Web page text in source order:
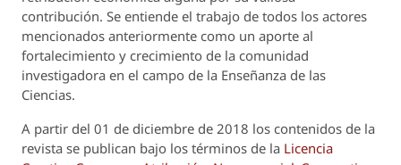
contribución. Se entiende el trabajo de todos los actores
mencionados anteriormente como un aporte al
fortalecimiento y crecimiento de la comunidad
investigadora en el campo de la Enseñanza de las
Ciencias.
A partir del 01 de diciembre de 2018 los contenidos de la
revista se publican bajo los términos de la Licencia